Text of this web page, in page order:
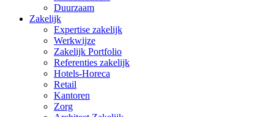
Duurzaam
Zakelijk
Expertise zakelijk
Werkwijze
Zakelijk Portfolio
Referenties zakelijk
Hotels-Horeca
Retail
Kantoren
Zorg